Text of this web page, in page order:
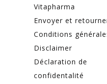
Vitapharma
Envoyer et
Conditions
Disclaimer
Déclaration de
confidentalité